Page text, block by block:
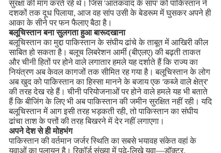
सुरक्षा की मांग करते रहे थे। जिस 'आतंकवाद के सांप' को पाकिस्तान ने
दशकों तक दूध पिलाया, आज वह सांप उसी के बेडरूम में घुसकर अपने ही
आका के सीने पर फन फैलाए बैठा है।
बलूचिस्तान बना सुलगता हुआ बारूदखाना
बलूचिस्तान का मुद्दा पाकिस्तान के संघीय ढांचे के ताबूत में आखिरी कील
साबित हो सकता है। बलूच लिबरेशन आर्मी (बीएलए) की बढ़ती ताकत
और चीनी हितों पर होने वाले लगातार हमले यह दर्शाते हैं कि राज्य का
नियंत्रण अब केवल कागजों तक सीमित रह गया है। बलूचिस्तान के लोग
अब खुद को पाकिस्तान का हिस्सा मानने के बजाय एक 'कब्जे वाले क्षेत्र'
की तरह देख रहे हैं। चीनी परियोजनाओं पर होने वाले हमले यह भी बताते
हैं कि बीजिंग के लिए भी अब पाकिस्तान की जमीन सुरक्षित नहीं रही। यदि
बलूचिस्तान में आग इसी तरह भड़कती रही, तो पाकिस्तान का संघीय
ढांचा ताश के पत्तों की तरह बिखरने में देर नहीं लगाएगा।
अपने देश से ही मोहभंग
पाकिस्तान की वर्तमान जर्जर स्थिति का सबसे भयावह संकेत वहां के
युवाओं का पलायन है। रिकॉर्ड संख्या में पढ़े-लिखे युवा—डॉक्टर,